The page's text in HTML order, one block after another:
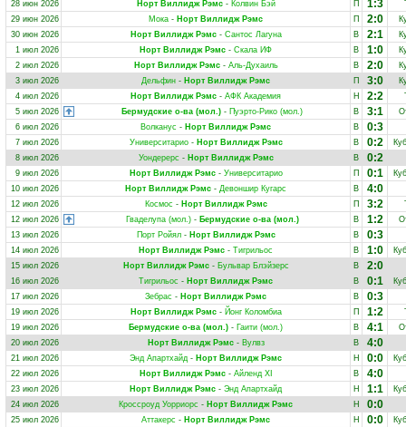
28 июн 2026
Норт Виллидж Рэмс- Колвин Бэй П 1:3
29 июн 2026
Мока - Норт Виллидж Рэмс П 2:0
30 июн 2026
Норт Виллидж Рэмс- Сантос Лагуна В 2:1
1 июл 2026
Норт Виллидж Рэмс - Скала ИФ В 1:0
2 июл 2026
Норт Виллидж Рэмс- Аль-Духаиль В 2:0
3 июл 2026
Дельфин - Норт Виллидж Рэмс П 3:0
4 июл 2026
Норт Виллидж Рэмс - АФК Академия Н 2:2
5 июл 2026
Бермудские о-ва (мол.) - Пуэрто-Рико (мол.) В 3:1
6 июл 2026
Волканус - Норт Виллидж Рэмс В 0:3
7 июл 2026 Университарио- Норт Виллидж Рэмс В 0:2
8 июл 2026
Уондерерс - Норт Виллидж Рэмс В 0:2
9 июл 2026 Норт Виллидж Рэмс- Университарио П 0:1
10 июл 2026
Норт Виллидж Рэмс - Девоншир Кугарс В 4:0
12 июл 2026 Космос - Норт Виллидж Рэмс П 3:2
12 июл 2026
Гваделупа (мол.)- Бермудские о-ва (мол.) В 1:2
13 июл 2026
Порт Ройял- Норт Виллидж Рэмс В 0:3
14 июл 2026 Норт Виллидж Рэмс - Тигрильос В 1:0
15 июл 2026
Норт Виллидж Рэмс- Бульвар Блэйзерс В 2:0
16 июл 2026 Тигрильос - Норт Виллидж Рэмс В 0:1
17 июл 2026
Зебрас - Норт Виллидж Рэмс В 0:3
19 июл 2026 Норт Виллидж Рэмс- Йонг Коломбиа П 1:2
19 июл 2026
Бермудские о-ва (мол.) - Гаити (мол.) В 4:1
20 июл 2026
Норт Виллидж Рэмс- Вулвз В 4:0
21 июл 2026 Энд Апартхайд - Норт Виллидж Рэмс Н 0:0
22 июл 2026
Норт Виллидж Рэмс- Айленд ХІ В 4:0
23 июл 2026 Норт Виллидж Рэмс - Энд Апартхайд Н 1:1
24 июл 2026
Кроссроуд Уорриорс - Норт Виллидж Рэмс Н 0:0
25 июл 2026 Аттакерс - Норт Виллидж Рэмс Н 0:0